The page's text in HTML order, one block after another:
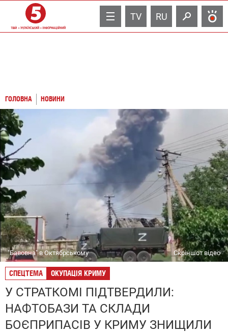
TV RU
ГОЛОВНА НОВИНИ
"Бавовна" в Октябрському Скріншот відео
СПЕЦТЕМА ОКУПАЦІЯ КРИМУ
У СТРАТКОМІ ПІДТВЕРДИЛИ:
НАФТОБАЗИ ТА СКЛАДИ
БОЄПРИПАСІВ У КРИМУ ЗНИЩИЛИ